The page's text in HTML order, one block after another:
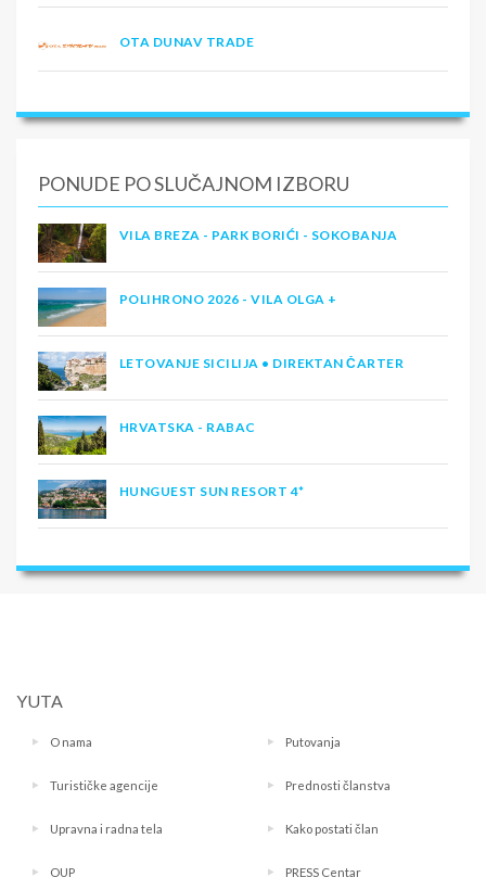
OTA DUNAV TRADE
PONUDE PO SLUČAJNOM IZBORU
VILA BREZA - PARK BORIĆI - SOKOBANJA
POLIHRONO 2026 - VILA OLGA +
LETOVANJE SICILIJA • DIREKTAN ČARTER
HRVATSKA - RABAC
HUNGUEST SUN RESORT 4*
YUTA
O nama Putovanja
Turističke agencije Prednosti članstva
Upravna i radna tela Kako postati član
OUP PRESS Centar